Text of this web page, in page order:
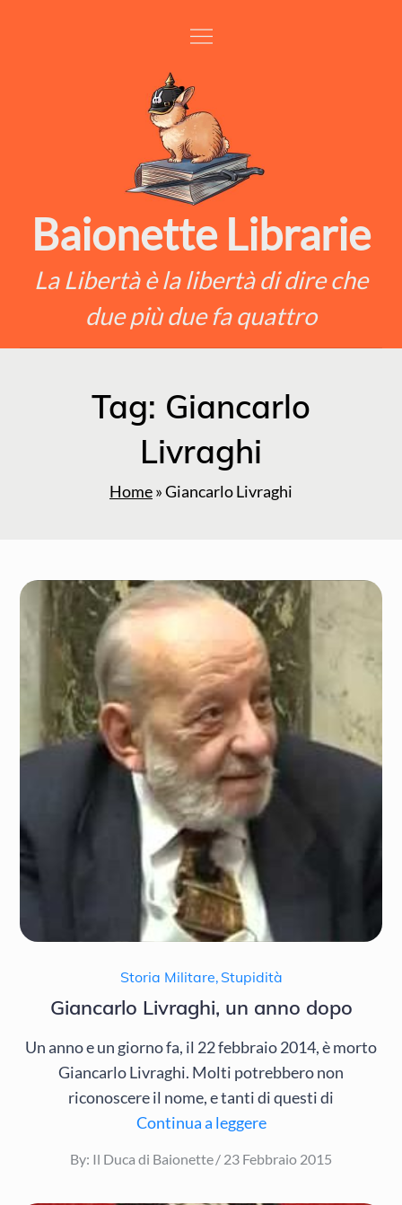
Baionette Librarie
La Libertà è la libertà di dire che
due più due fa quattro
Tag: Giancarlo
Livraghi
Home»Giancarlo Livraghi
Storia Militare, Stupidità
Giancarlo Livraghi, un anno dopo
Un anno e un giorno fa, il 22 febbraio 2014, è morto
Giancarlo Livraghi. Molti potrebbero non
riconoscere il nome, e tanti di questi di
Continua a leggere
By: Il Duca di Baionette
Posted
23 Febbraio 2015